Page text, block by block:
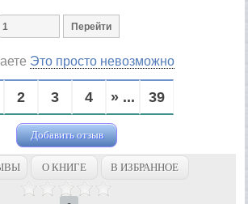
Это просто невозможно
2 3 4 » ... 39
Добавить отзыв
О КНИГЕ В ИЗБРАННОЕ